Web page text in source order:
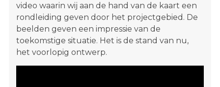
video waarin wij aan de hand van de kaart een
rondleiding geven door het projectgebied. De
beelden geven een impressie van de
toekomstige situatie. Het is de stand van nu,
het voorlopig ontwerp.